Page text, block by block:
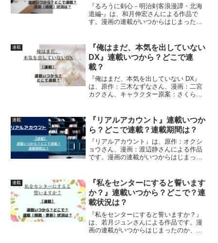
『るろうに剣心－明治剣客浪漫譚・北海
道編-』は、和月伸宏さんによる作品で
す。漫画の連載がいつからはじまったの
ます
連載
『俺はまだ、本気を出していない
DX』連載いつから？どこで連
載？
『俺はまだ、本気を出していない DX』
は、原作：三木なずなさん、漫画：二宮
カクさん、キャラクター原案：さくらね
ているのか紹介していきます
連載
『リアルアカウント』連載いつか
ら？どこで連載？連載期間は？
『リアルアカウント』は、原作：オクシ
ョウさん、漫画：渡辺静さんによる作品
です。漫画の連載がいつからはじまった
連載
『私をセンターにすると誓います
か？』連載いつから？どこで？連
載状況は？
『私をセンターにすると誓いますか？』
は、若月ジュンさんによる作品です。漫
画の連載がいつからはじまったのか、ど